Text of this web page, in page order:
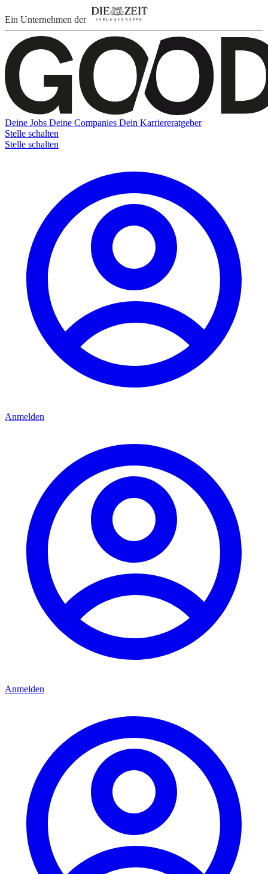
Ein Unternehmen der
Deine Jobs Deine Companies Dein Karriereratgeber
Stelle schalten
Stelle schalten
Anmelden
Anmelden